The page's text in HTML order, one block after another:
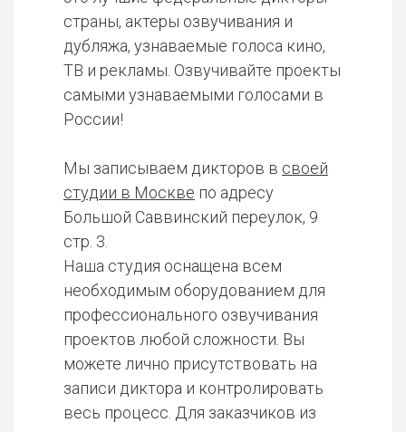
страны, актеры озвучивания и
дубляжа, узнаваемые голоса кино,
ТВ и рекламы. Озвучивайте проекты
самыми узнаваемыми голосами в
России!
Мы записываем дикторов в своей
студии в Москве по адресу
Большой Саввинский переулок, 9
стр. 3.
Наша студия оснащена всем
необходимым оборудованием для
профессионального озвучивания
проектов любой сложности. Вы
можете лично присутствовать на
записи диктора и контролировать
весь процесс. Для заказчиков из